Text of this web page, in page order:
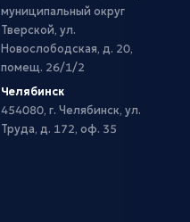
муниципальный округ
Тверской, ул.
Новослободская, д. 20,
помещ. 26/1/2
Челябинск
454080, г. Челябинск, ул.
Труда, д. 172, оф. 35